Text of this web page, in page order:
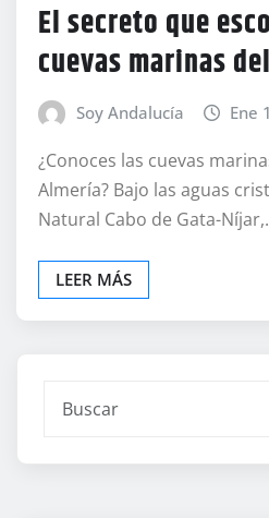
El secreto que
cuevas marinas
Soy Andalucía Ene
¿Conoces las cuevas
Almería? Bajo las aguas
Natural Cabo de Gata-
LEER MÁS